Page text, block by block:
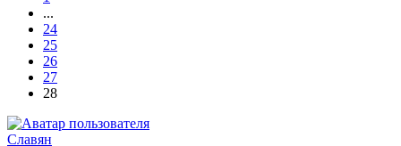
...
24
25
26
27
28
Славян